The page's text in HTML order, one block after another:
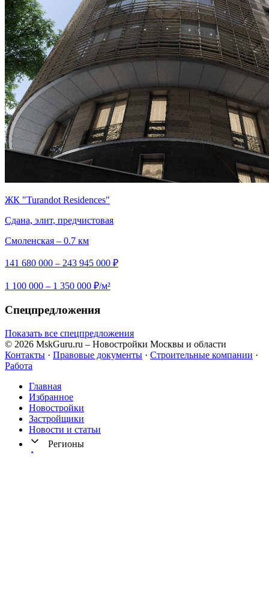
ЖК "Turandot Residences"
Сдана, элит, предчистовая
Смоленская – 0.7 км
141 680 000 – 243 945 000 ₽
1 100 000 – 1 350 000 ₽/м²
Спецпредложения
Показать все спецпредложения
© 2026 MskGuru.ru – Новостройки Москвы и области
Контакты · Правовые документы · Строительные компании ·
Работа
Главная
Избранное
Новостр ойки
Застройщики
Новости и статьи
Регионы
Архангельск